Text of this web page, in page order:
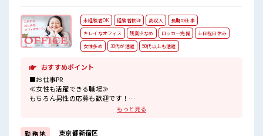
未経験者OK 経験者歓迎 高収入
長期の仕事
キレイなオフィス
残業少なめ ロッカー完備
土日祝日休み
女性多め
30代が活躍 50代以上も活躍
おすすめポイント
■お仕事PR
≪女性も活躍できる職場≫
もちろん男性の応募も歓迎です！
残業はほとんどナシ！
もっと見る
勤 務 地
東京都新宿区